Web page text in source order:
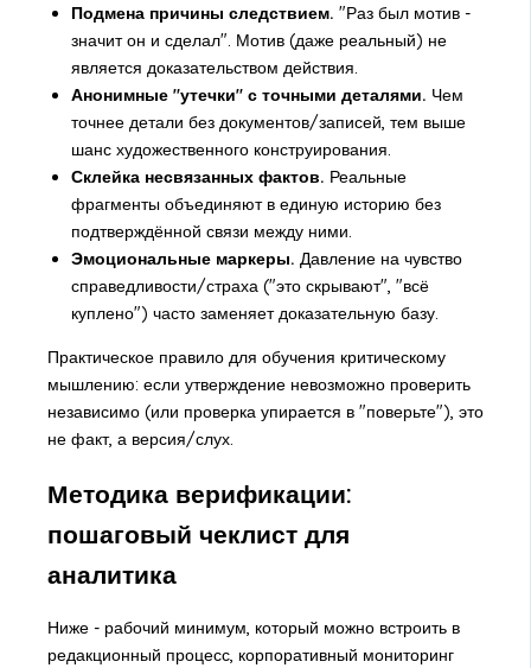
Подмена причины следствием. "Раз был мотив -
значит он и сделал". Мотив (даже реальный) не
является доказательством действия.
Анонимные "утечки" с точными деталями. Чем
точнее детали без документов/записей, тем выше
шанс художественного конструирования.
Склейка несвязанных фактов. Реальные
фрагменты объединяют в единую историю без
подтверждённой связи между ними.
Эмоциональные маркеры. Давление на чувство
справедливости/страха ("это скрывают", "всё
куплено") часто заменяет доказательную базу.
Практическое правило для обучения критическому
мышлению: если утверждение невозможно проверить
независимо (или проверка упирается в "поверьте"), это
не факт, а версия/слух.
Методика верификации:
пошаговый чеклист для
аналитика
Ниже - рабочий минимум, который можно встроить в
редакционный процесс, корпоративный мониторинг